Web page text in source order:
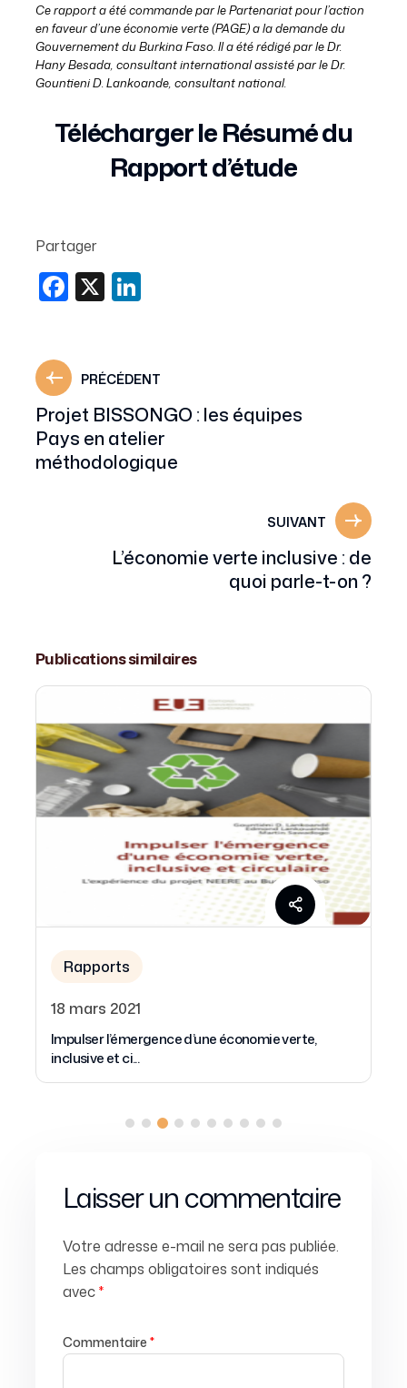
Ce rapport a été commande par le Partenariat pour l’action
en faveur d’une économie verte (PAGE) a la demande du
Gouvernement du Burkina Faso. Il a été rédigé par le Dr.
Hany Besada, consultant international assisté par le Dr.
Gountieni D. Lankoande, consultant national.
Télécharger le Résumé du
Rapport d’étude
Partager
Facebook
X
PRÉCÉDENT
Projet BISSONGO : les équipes
Pays en atelier
méthodologique
SUIVANT
L’économie verte inclusive : de
quoi parle-t-on ?
Publications similaires
Rapports
18 mars 2021
Impulser l’émergence d’une économie verte,
inclusive et ci...
Laisser un commentaire
Votre adresse e-mail ne sera pas publiée.
Les champs obligatoires sont indiqués
avec*
Commentaire *